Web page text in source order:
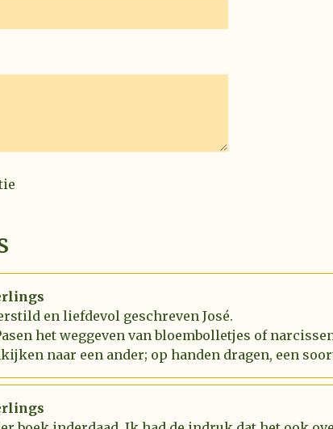
en liefdevol geschreven José.
het weggeven van bloembolletjes of
naar een ander; op handen dragen, een